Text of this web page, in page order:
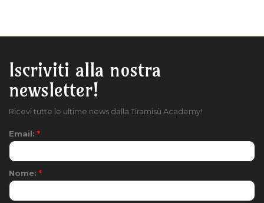
o
Iscriviti alla nostra
newsletter!
Ricevi tutte le ultime news dalla Tiramisù Academy!
Email: *
Nome: *